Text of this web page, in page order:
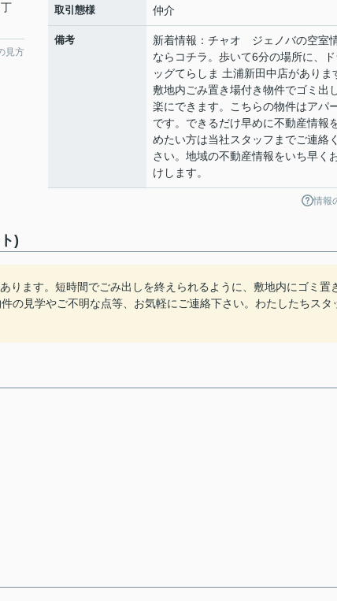
見方
取引態様 仲介
備考
新着情報：チャオ ジェノバの空室
ならコチラ。歩いて6分の場所に、ド
ッグてらしま 土浦新田中店がありま
敷地内ごみ置き場付き物件でゴミ出
楽にできます。こちらの物件はアパ
です。できるだけ早めに不動産情報
めたい方は当社スタッフまでご連絡
さい。地域の不動産情報をいち早く
けします。
情報
)
ります。短時間でごみ出しを終えられるように、敷地内にゴミ置
の見学やご不明な点等、お気軽にご連絡下さい。わたしたちスタ